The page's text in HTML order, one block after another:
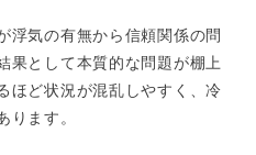
浮気の有無から信頼関係の問
果として本質的な問題が棚上
ほど状況が混乱しやすく、冷
ります。